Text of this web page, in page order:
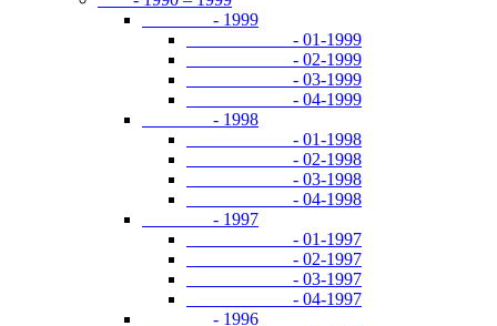
- 1999
- 01-1999
- 02-1999
- 03-1999
- 04-1999
- 1998
- 01-1998
- 02-1998
- 03-1998
- 04-1998
- 1997
- 01-1997
- 02-1997
- 03-1997
- 04-1997
- 1996